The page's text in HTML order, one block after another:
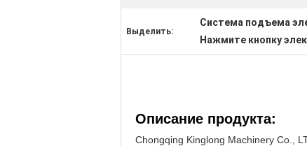
Выделить:
Система подъема
Нажмите кнопку
Описание продукта:
Chongqing Kinglong Machinery Co.,